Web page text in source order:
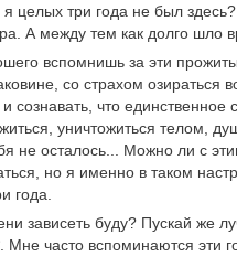
целых три года не был здесь?
А между тем как долго шло
вспомнишь за эти
со страхом озираться
сознавать, что единственное
уничтожиться телом,
не осталось... Можно ли с
но я именно в таком
года.
зависеть буду? Пускай же
Мне часто вспоминаются эти